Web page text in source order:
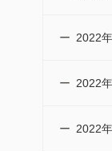
2022
2022
2022